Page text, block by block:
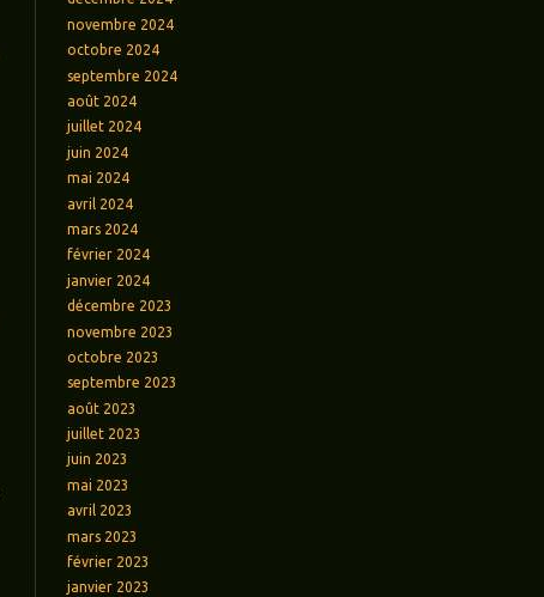
novembre 2024
octobre 2024
septembre 2024
août 2024
juillet 2024
juin 2024
mai 2024
avril 2024
mars 2024
février 2024
janvier 2024
décembre 2023
novembre 2023
octobre 2023
septembre 2023
août 2023
juillet 2023
juin 2023
mai 2023
avril 2023
mars 2023
février 2023
janvier 2023